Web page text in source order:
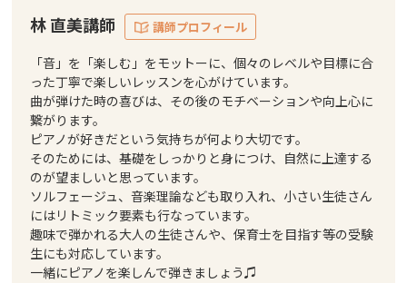
林 直美講師 講師プロフィール
「音」を「楽しむ」をモットーに、個々のレベルや目標に合
った丁寧で楽しいレッスンを心がけています。
曲が弾けた時の喜びは、その後のモチベーションや向上心に
繋がります。
ピアノが好きだという気持ちが何より大切です。
そのためには、基礎をしっかりと身につけ、自然に上達する
のが望ましいと思っています。
ソルフェージュ、音楽理論なども取り入れ、小さい生徒さん
にはリトミック要素も行なっています。
趣味で弾かれる大人の生徒さんや、保育士を目指す等の受験
生にも対応しています。
一緒にピアノを楽しんで弾きましょう♫